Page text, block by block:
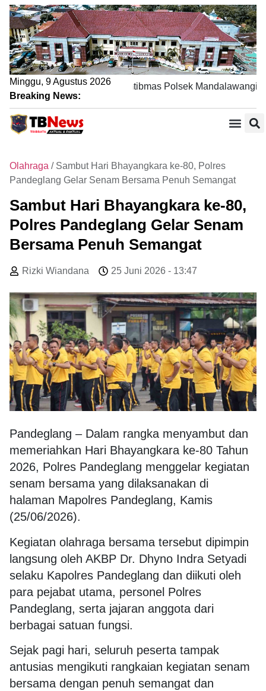
Minggu, 9 Agustus 2026
Breaking News:
Sambang DDS, Bhabinkamtibmas Polsek Mandalawangi
Olahraga / Sambut Hari Bhayangkara ke-80, Polres
Pandeglang Gelar Senam Bersama Penuh Semangat
Sambut Hari Bhayangkara ke-80,
Polres Pandeglang Gelar Senam
Bersama Penuh Semangat
Rizki Wiandana 25 Juni 2026 - 13:47
Pandeglang – Dalam rangka menyambut dan
memeriahkan Hari Bhayangkara ke-80 Tahun
2026, Polres Pandeglang menggelar kegiatan
senam bersama yang dilaksanakan di
halaman Mapolres Pandeglang, Kamis
(25/06/2026).
Kegiatan olahraga bersama tersebut dipimpin
langsung oleh AKBP Dr. Dhyno Indra Setyadi
selaku Kapolres Pandeglang dan diikuti oleh
para pejabat utama, personel Polres
Pandeglang, serta jajaran anggota dari
berbagai satuan fungsi.
Sejak pagi hari, seluruh peserta tampak
antusias mengikuti rangkaian kegiatan senam
bersama dengan penuh semangat dan